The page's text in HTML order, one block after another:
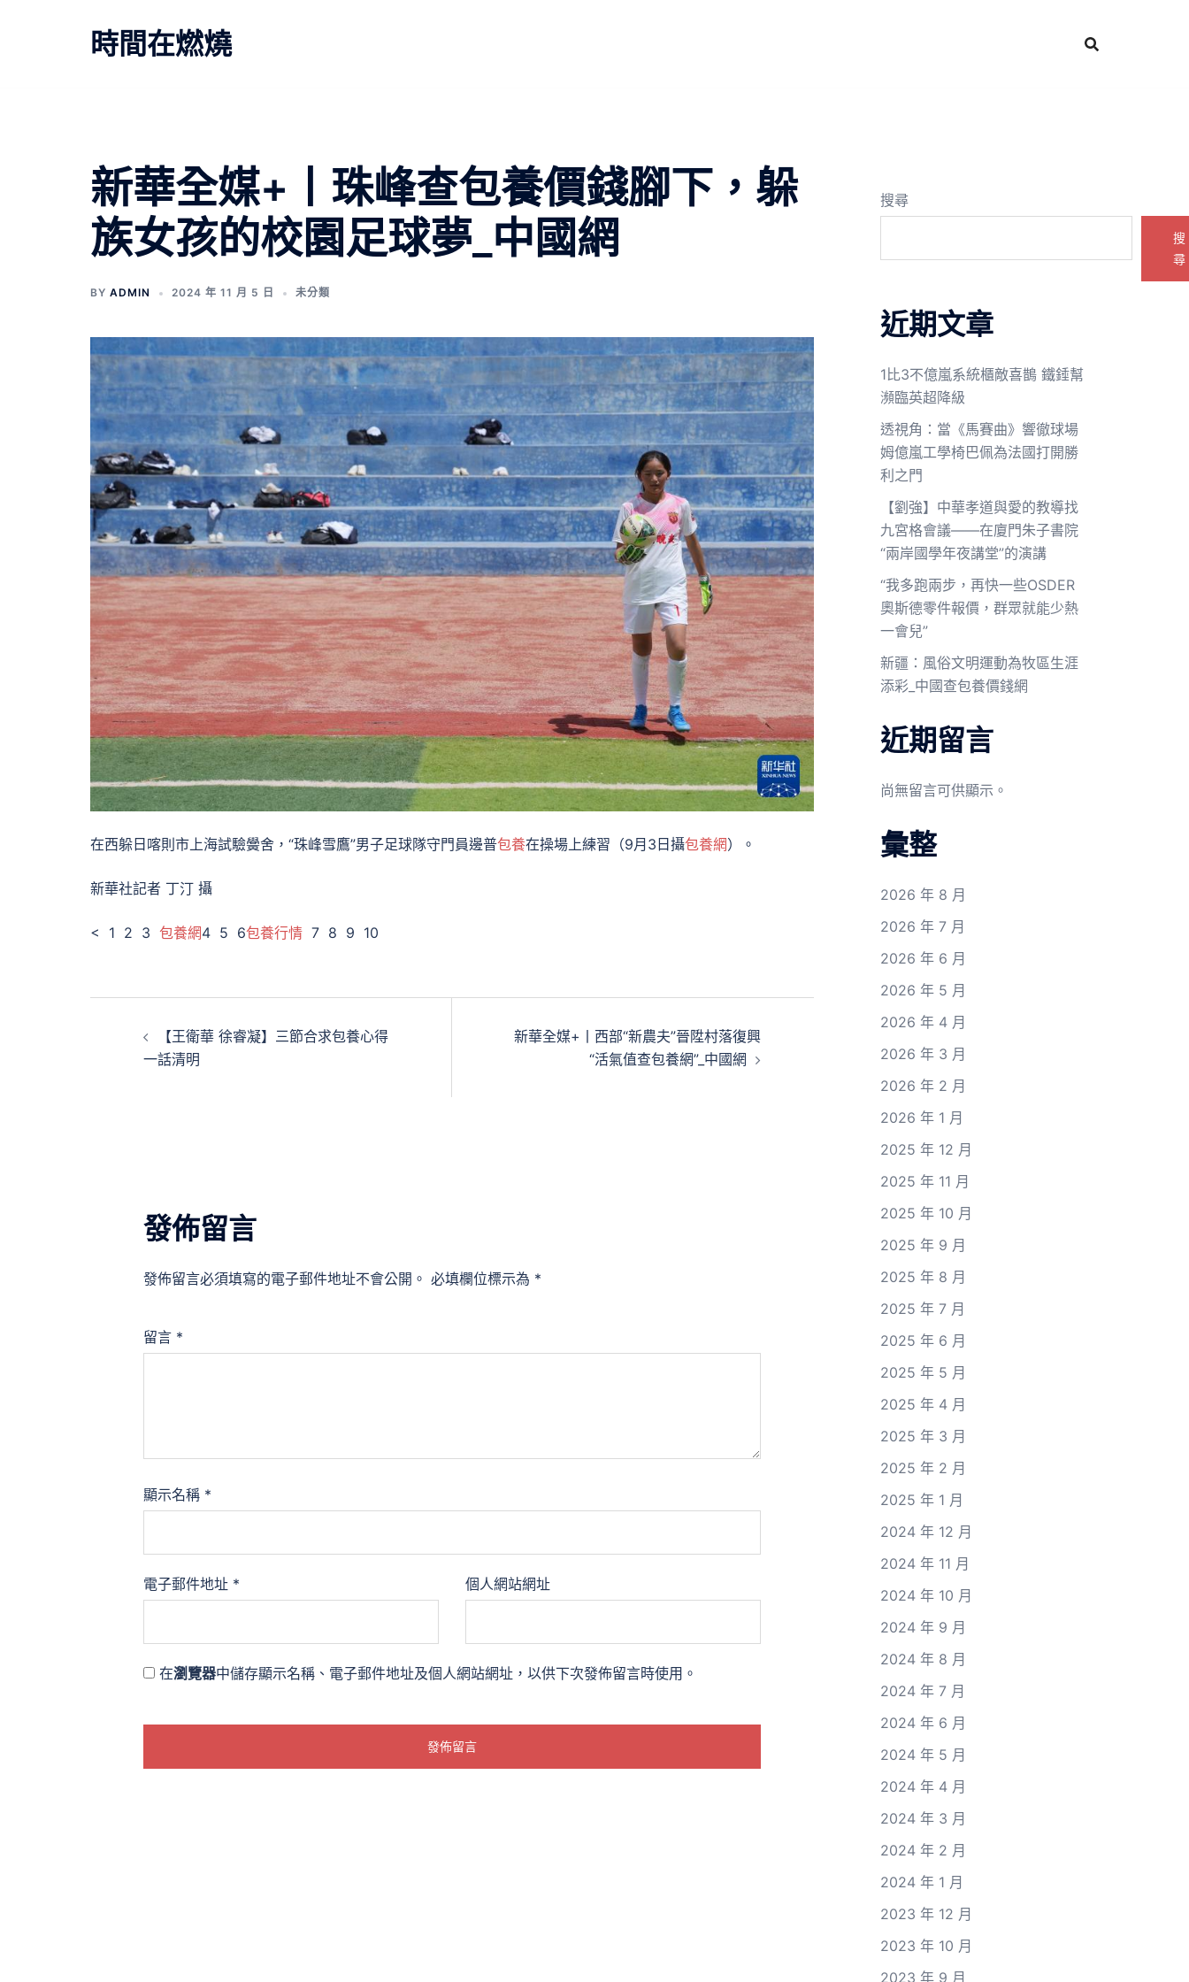
時間在燃燒
新華全媒+丨珠峰查包養價錢腳下，躲
族女孩的校園足球夢_中國網
BY ADMIN 2024 年 11 月 5 日 未分類
在西躲日喀則市上海試驗黌舍，“珠峰雪鷹”男子足球隊守門員邊普包養在操場上練習（9月3日攝包養網）。
新華社記者 丁汀 攝
< 1 2 3 包養網4 5 6包養行情 7 8 9 10
【王衛華 徐睿凝】三節合求包養心得
一話清明
新華全媒+丨西部“新農夫”晉陞村落復興
“活氣值查包養網”_中國網
發佈留言
發佈留言必須填寫的電子郵件地址不會公開。 必填欄位標示為 *
留言 *
顯示名稱 *
電子郵件地址 * 個人網站網址
在瀏覽器中儲存顯示名稱、電子郵件地址及個人網站網址，以供下次發佈留言時使用。
搜尋
搜
尋
近期文章
1比3不億嵐系統櫃敵喜鵲 鐵錘幫
瀕臨英超降級
透視角：當《馬賽曲》響徹球場
姆億嵐工學椅巴佩為法國打開勝
利之門
【劉強】中華孝道與愛的教導找
九宮格會議——在廈門朱子書院
“兩岸國學年夜講堂”的演講
“我多跑兩步，再快一些OSDER
奧斯德零件報價，群眾就能少熱
一會兒”
新疆：風俗文明運動為牧區生涯
添彩_中國查包養價錢網
近期留言
尚無留言可供顯示。
彙整
2026 年 8 月
2026 年 7 月
2026 年 6 月
2026 年 5 月
2026 年 4 月
2026 年 3 月
2026 年 2 月
2026 年 1 月
2025 年 12 月
2025 年 11 月
2025 年 10 月
2025 年 9 月
2025 年 8 月
2025 年 7 月
2025 年 6 月
2025 年 5 月
2025 年 4 月
2025 年 3 月
2025 年 2 月
2025 年 1 月
2024 年 12 月
2024 年 11 月
2024 年 10 月
2024 年 9 月
2024 年 8 月
2024 年 7 月
2024 年 6 月
2024 年 5 月
2024 年 4 月
2024 年 3 月
2024 年 2 月
2024 年 1 月
2023 年 12 月
2023 年 10 月
2023 年 9 月